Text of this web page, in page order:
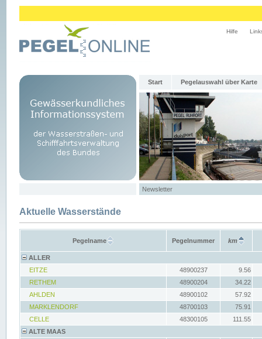
Hilfe
Start Pegelauswahl über Karte
Newsletter
Aktuelle Wasserstände
Pegelname Pegelnummer km
ALLER
EITZE
48900237
9.56
RETHEM
48900204
34.22
AHLDEN
48900102
57.92
MARKLENDORF
48700103
75.91
CELLE
48300105
111.55
ALTE MAAS